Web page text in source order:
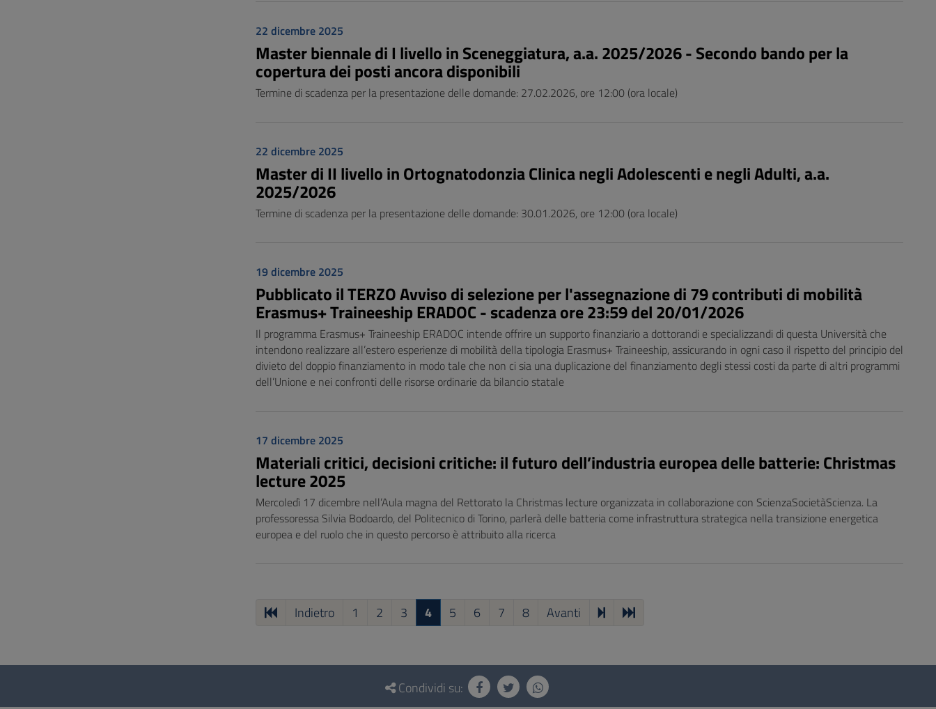
22 dicembre 2025
Master biennale di I livello in Sceneggiatura, a.a. 2025/2026 - Secondo bando per la
copertura dei posti ancora disponibili
Termine di scadenza per la presentazione delle domande: 27.02.2026, ore 12:00 (ora locale)
22 dicembre 2025
Master di II livello in Ortognatodonzia Clinica negli Adolescenti e negli Adulti, a.a.
2025/2026
Termine di scadenza per la presentazione delle domande: 30.01.2026, ore 12:00 (ora locale)
19 dicembre 2025
Pubblicato il TERZO Avviso di selezione per l'assegnazione di 79 contributi di mobilità
Erasmus+ Traineeship ERADOC - scadenza ore 23:59 del 20/01/2026
Il programma Erasmus+ Traineeship ERADOC intende offrire un supporto finanziario a dottorandi e specializzandi di questa Università che
intendono realizzare all’estero esperienze di mobilità della tipologia Erasmus+ Traineeship, assicurando in ogni caso il rispetto del principio del
divieto del doppio finanziamento in modo tale che non ci sia una duplicazione del finanziamento degli stessi costi da parte di altri programmi
dell’Unione e nei confronti delle risorse ordinarie da bilancio statale
17 dicembre 2025
Materiali critici, decisioni critiche: il futuro dell’industria europea delle batterie: Christmas
lecture 2025
Mercoledì 17 dicembre nell’Aula magna del Rettorato la Christmas lecture organizzata in collaborazione con ScienzaSocietàScienza. La
professoressa Silvia Bodoardo, del Politecnico di Torino, parlerà delle batteria come infrastruttura strategica nella transizione energetica
europea e del ruolo che in questo percorso è attribuito alla ricerca
Indietro 1 2 3 4 5 6 7 8 Avanti
Questionario
Condividi su: